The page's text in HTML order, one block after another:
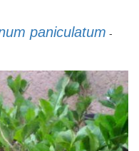
paniculatum -